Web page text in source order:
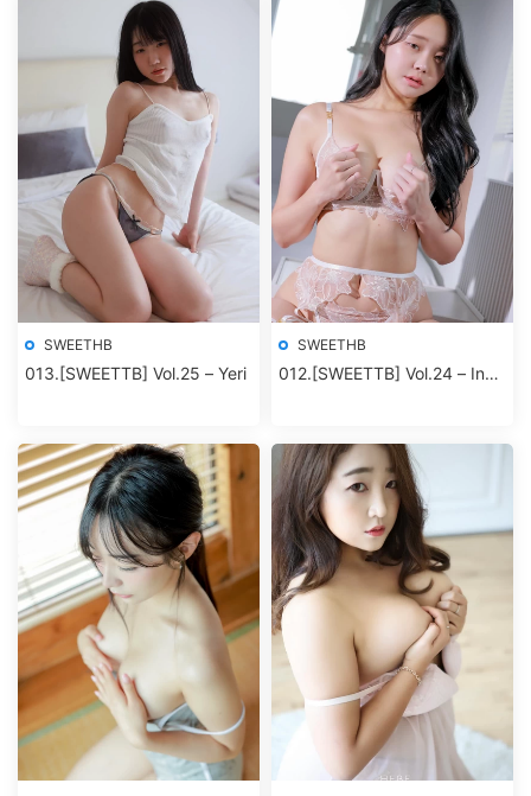
SWEETHB
013.[SWEETTB] Vol.25 – Yeri
SWEETHB
012.[SWEETTB] Vol.24 – Inah